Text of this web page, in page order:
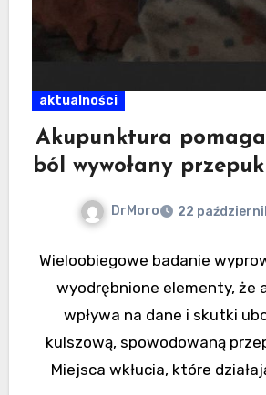
aktualności
Akupunktura
ból wywołany
DrMoro 22
Wieloobiegowe badanie
wyodrębnione elementy, że
wpływa na dane i skutki
kulszową, spowodowaną
Miejsca wkłucia, które